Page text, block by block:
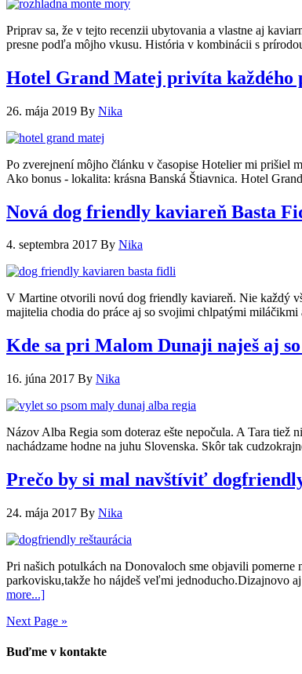
Priprav sa, že v tejto recenzii ubytovania a vlastne aj
presne podľa môjho vkusu. História v kombinácii s
Hotel Grand Matej privíta každého
26. mája 2019 By Nika
Po zverejnení môjho článku v časopise Hotelier mi
Ako bonus - lokalita: krásna Banská Štiavnica. Hotel
Nová dog friendly kaviareň Basta
4. septembra 2017 By Nika
V Martine otvorili novú dog friendly kaviareň. Nie každý
majitelia chodia do práce aj so svojimi chlpatými
Kde sa pri Malom Dunaji naješ aj
16. júna 2017 By Nika
Názov Alba Regia som doteraz ešte nepočula. A Tara tiež
nachádzame hodne na juhu Slovenska. Skôr tak
Prečo by si mal navštíviť
24. mája 2017 By Nika
Pri našich potulkách na Donovaloch sme objavili
parkovisku,takže ho nájdeš veľmi jednoducho.Dizajnovo
more...]
Next Page »
Buďme v kontakte